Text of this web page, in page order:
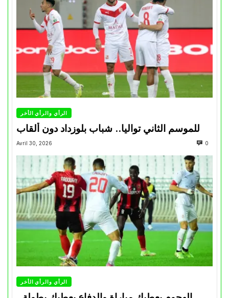
الرأي والرأي الأخر
للموسم الثاني تواليا.. شباب بلوزداد دون ألقاب
Avril 30, 2026 0
الرأي والرأي الأخر